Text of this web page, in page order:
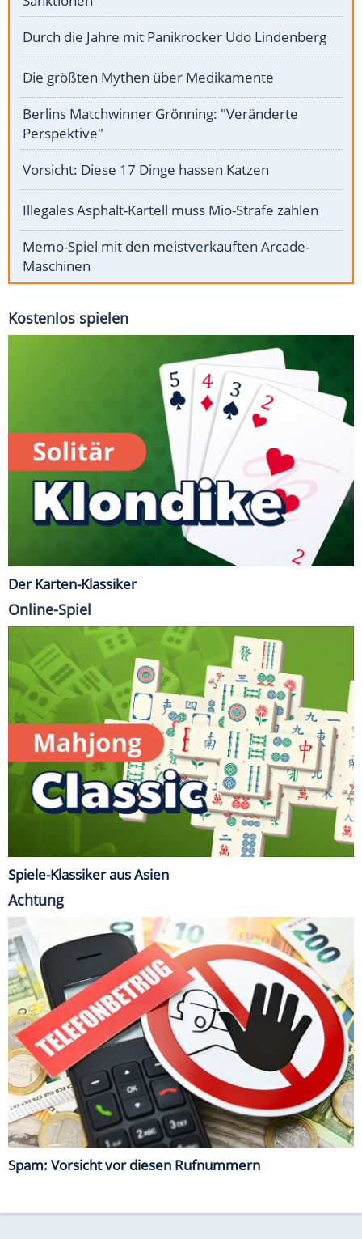
Durch die Jahre mit Panikrocker Udo Lindenberg
Die größten Mythen über Medikamente
Berlins Matchwinner Grönning: "Veränderte
Perspektive"
Vorsicht: Diese 17 Dinge hassen Katzen
Illegales Asphalt-Kartell muss Mio-Strafe zahlen
Memo-Spiel mit den meistverkauften Arcade-
Maschinen
Kostenlos spielen
Der Karten-Klassiker
Online-Spiel
Spiele-Klassiker aus Asien
Achtung
Spam: Vorsicht vor diesen Rufnummern